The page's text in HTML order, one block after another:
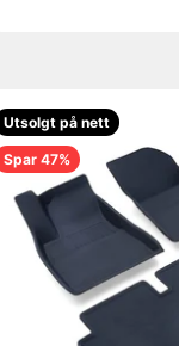
Utsolgt på nett
Spar 47%